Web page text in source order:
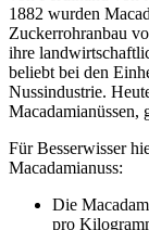
1882 wurden
Zuckerrohranbau
ihre
beliebt bei den
Nussindustrie.
Für Besserwisser
Macadamianuss:
Die
pro